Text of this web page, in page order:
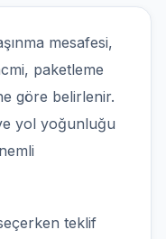
mesafesi,
paketleme
göre belirlenir.
yol yoğunluğu
teklif